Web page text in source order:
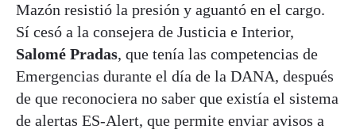
Mazón resistió la presión y aguantó en el cargo.
Sí cesó a la consejera de Justicia e Interior,
Salomé Pradas, que tenía las competencias de
Emergencias durante el día de la DANA, después
de que reconociera no saber que existía el sistema
de alertas ES-Alert, que permite enviar avisos a